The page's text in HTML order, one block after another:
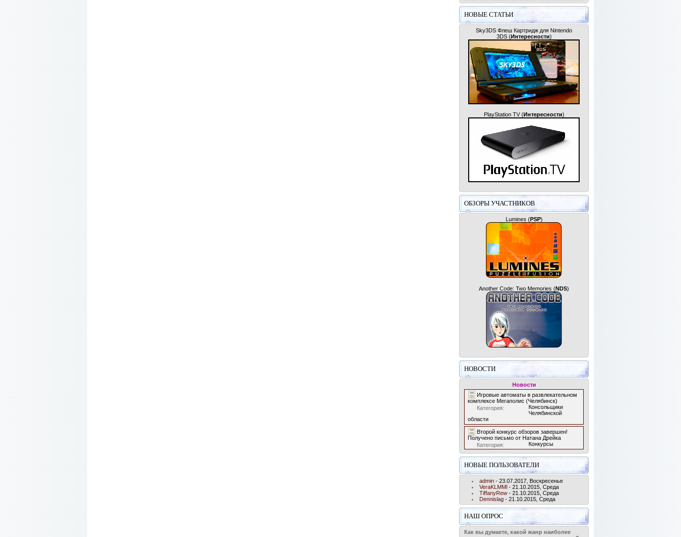
НОВЫЕ СТАТЬИ
Sky3DS Флеш Картридж для Nintendo
3DS (Интересности)
PlayStation TV(Интересности)
ОБЗОРЫ УЧАСТНИКОВ
Lumines (PSP)
Another Code: Two Memories (NDS)
НОВОСТИ
Новости
Игровые автоматы в развлекательном
комплексе Мегаполис (Челябинск)
Категория:
Консольщики
Челябинской
области
Второй конкурс обзоров завершен!
Получено письмо от Натана Дрейка
Категория:
Конкурсы
НОВЫЕ ПОЛЬЗОВАТЕЛИ
admin - 23.07.2017, Воскресенье
VeraKLMMl - 21.10.2015, Среда
TiffanyRew - 21.10.2015, Среда
Dennislag - 21.10.2015, Среда
НАШ ОПРОС
Как вы думаете, какой жанр наиболее